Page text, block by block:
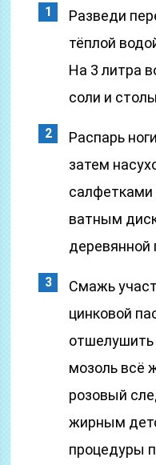
Разведи
тёплой
На 3 литра
соли и
Распарь
затем
салфетками
ватным
деревянной
Смажь
цинковой
отшелушить
мозоль всё
розовый
жирным
процедуры